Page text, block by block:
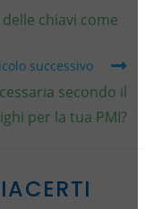
chiavi come
successivo
secondo il
per la tua PMI?